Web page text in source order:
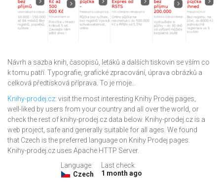
Návrh a sazba knih, časopisů, letáků a dalších tiskovin se vším co
k tomu patří. Typografie, grafické zpracování, úprava obrázků a
celková předtisková příprava. To je moje...
Knihy-prodej.cz: visit the most interesting Knihy Prodej pages,
well-liked by users from your country and all over the world, or
check the rest of knihy-prodej.cz data below. Knihy-prodej.cz is a
web project, safe and generally suitable for all ages. We found
that Czech is the preferred language on Knihy Prodej pages.
Knihy-prodej.cz uses Apache HTTP Server.
Language:
Czech
Last check:
1 month ago